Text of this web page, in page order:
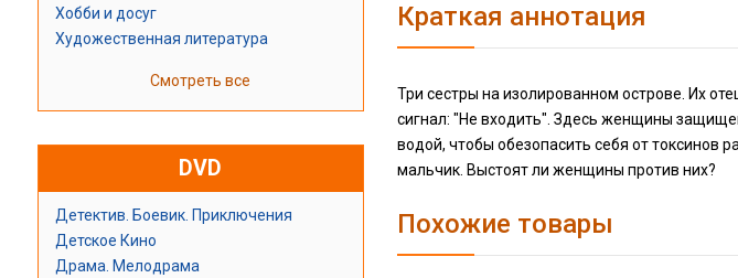
Хобби и досуг
Художественная литература
Смотреть все
DVD
Детектив. Боевик. Приключения
Детское Кино
Драма. Мелодрама
Краткая аннотация
Три сестры на изолированном острове. Их
сигнал: "Не входить". Здесь женщины
водой, чтобы обезопасить себя от токсинов
мальчик. Выстоят ли женщины против них?
Похожие товары